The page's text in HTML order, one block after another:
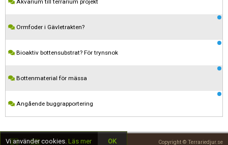
Akvarium till terrarium projekt
Ormfoder i Gävletrakten?
Bioaktiv bottensubstrat? För trynsnok
Bottenmaterial för mässa
Angående buggrapportering
Copyright © Terrariedjur.se
Vi använder cookies. Läs mer OK